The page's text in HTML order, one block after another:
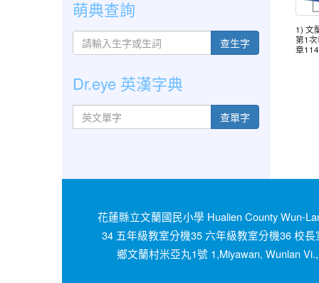
1) 文
第1
章
萌典查詢
查生字
Dr.eye 英漢字典
英文單字 查單字
花蓮縣立文蘭國民小學 Hualien County Wun-
34 五年級教室分機35 六年級教室分機36 校
鄉文蘭村米亞丸1號 1,Miyawan, Wunlan